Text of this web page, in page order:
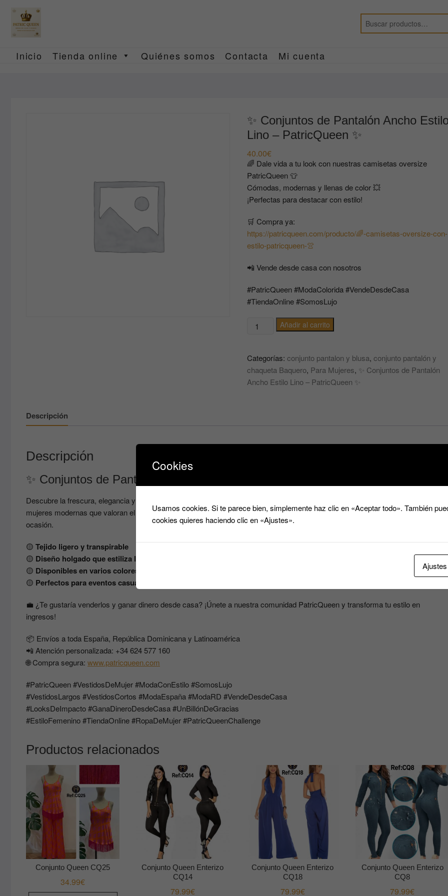
contenido
Inicio Tienda online Quiénes somos Contacta Mi cuenta
✨ Conjuntos de Pantalón Ancho
Lino – PatricQueen ✨
40.00€
🌈 Dale vida a tu look con nuestras camisetas oversize
PatricQueen 👕
Cómodas, modernas y llenas de color 💥
¡Perfectas para destacar con estilo!
🛒 Compra ya:
https://patricqueen.com/producto/🌈-camisetas-oversize-con-
estilo-patricqueen-👚
📲 Vende desde casa con nosotros
#PatricQueen #ModaColorida #VendeDesdeCasa
#TiendaOnline #SomosLujo
Conjuntos
Pantalón
Ancho
Estilo
cantidad
Añadir al carrito
Categorías: conjunto pantalon y blusa, conjunto pantalón y
chaqueta Baquero, Para Mujeres, ✨ Conjuntos de Pantalón
Ancho Estilo Lino – PatricQueen ✨
Descripción
Descripción
✨ Conjuntos de Pantalón Ancho Estilo Lino – PatricQueen ✨
Descubre la frescura, elegancia y comodidad que mereces con nuestros conjuntos de pantalón ancho estilo lino. Diseñados para
mujeres modernas que valoran el estilo sin renunciar al confort. Ideales para primavera, verano o para lucir con clase en cualquier
ocasión.
🟡 Tejido ligero y transpirable
🟡 Diseño holgado que estiliza la figura
🟡 Disponibles en varios colores y tallas
🟡 Perfectos para eventos casuales o días de relax con estilo
💼 ¿Te gustaría venderlos y ganar dinero desde casa? ¡Únete a nuestra comunidad PatricQueen y transforma tu estilo en
ingresos!
📦 Envíos a toda España, República Dominicana y Latinoamérica
📲 Atención personalizada: +34 624 577 160
🌐 Compra segura: www.patricqueen.com
#PatricQueen #VestidosDeMujer #ModaConEstilo #SomosLujo
#VestidosLargos #VestidosCortos #ModaEspaña #ModaRD #VendeDesdeCasa
#LooksDeImpacto #GanaDineroDesdeCasa #UnBillónDeGracias
#EstiloFemenino #TiendaOnline #RopaDeMujer #PatricQueenChallenge
Productos relacionados
Conjunto Queen CQ25
34.99€
Conjunto Queen Enterizo
CQ14
79.99€
Conjunto Queen Enterizo
CQ18
79.99€
Conjunto Queen Enterizo
CQ8
79.99€
Cookies
Usamos cookies. Si te parece bien, simplemente haz clic en «Aceptar todo». También
cookies quieres haciendo clic en «Ajustes».
Ajustes